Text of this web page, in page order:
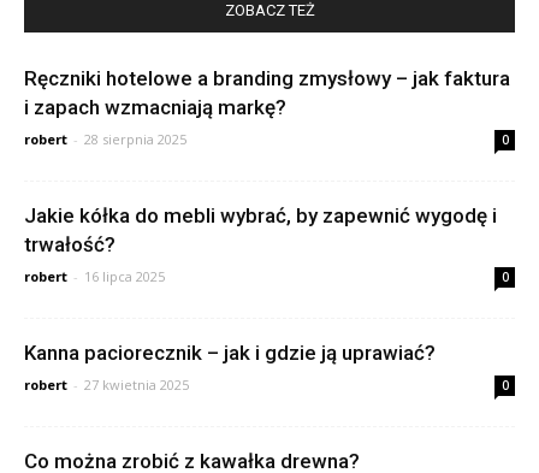
ZOBACZ TEŻ
Ręczniki hotelowe a branding zmysłowy – jak faktura
i zapach wzmacniają markę?
robert - 28 sierpnia 2025 0
Jakie kółka do mebli wybrać, by zapewnić wygodę i
trwałość?
robert - 16 lipca 2025 0
Kanna paciorecznik – jak i gdzie ją uprawiać?
robert - 27 kwietnia 2025 0
Co można zrobić z kawałka drewna?